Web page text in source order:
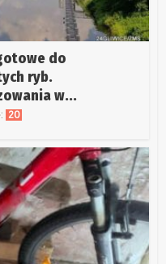
do
ryb.
w...
20